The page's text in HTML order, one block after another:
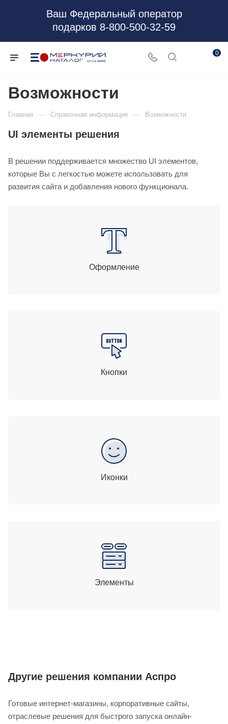
Ваш Федеральный оператор
подарков 8-800-500-32-59
0
Возможности
Главная — Справочная информация — Возможности
UI элементы решения
В решении поддерживается множество UI элементов,
которые Вы с легкостью можете использовать для
развития сайта и добавления нового функционала.
Оформление
Кнопки
Иконки
Элементы
Другие решения компании Аспро
Готовые интернет-магазины, корпоративные сайты,
отраслевые решения для быстрого запуска онлайн-